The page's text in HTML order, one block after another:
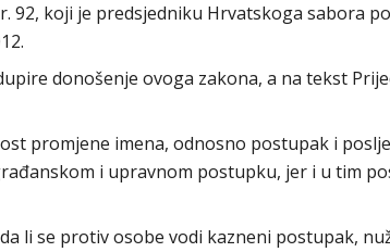
92, koji je predsjedniku Hrvatskoga sabora
donošenje ovoga zakona, a na tekst
promjene imena, odnosno postupak i
i upravnom postupku, jer i u tim
li se protiv osobe vodi kazneni postupak,